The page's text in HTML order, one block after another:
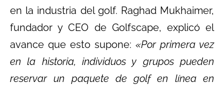
en la industria del golf. Raghad Mukhaimer,
fundador y CEO de Golfscape, explicó el
avance que esto supone: «Por primera vez
en la historia, individuos y grupos pueden
reservar un paquete de golf en línea en